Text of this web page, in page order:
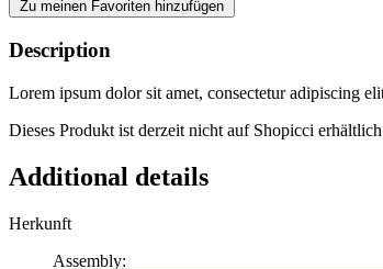
Zu meinen Favoriten hinzufügen
Description
Lorem ipsum dolor sit amet, consectetur adipiscing
Dieses Produkt ist derzeit nicht auf Shopicci
Additional details
Herkunft
Assembly: